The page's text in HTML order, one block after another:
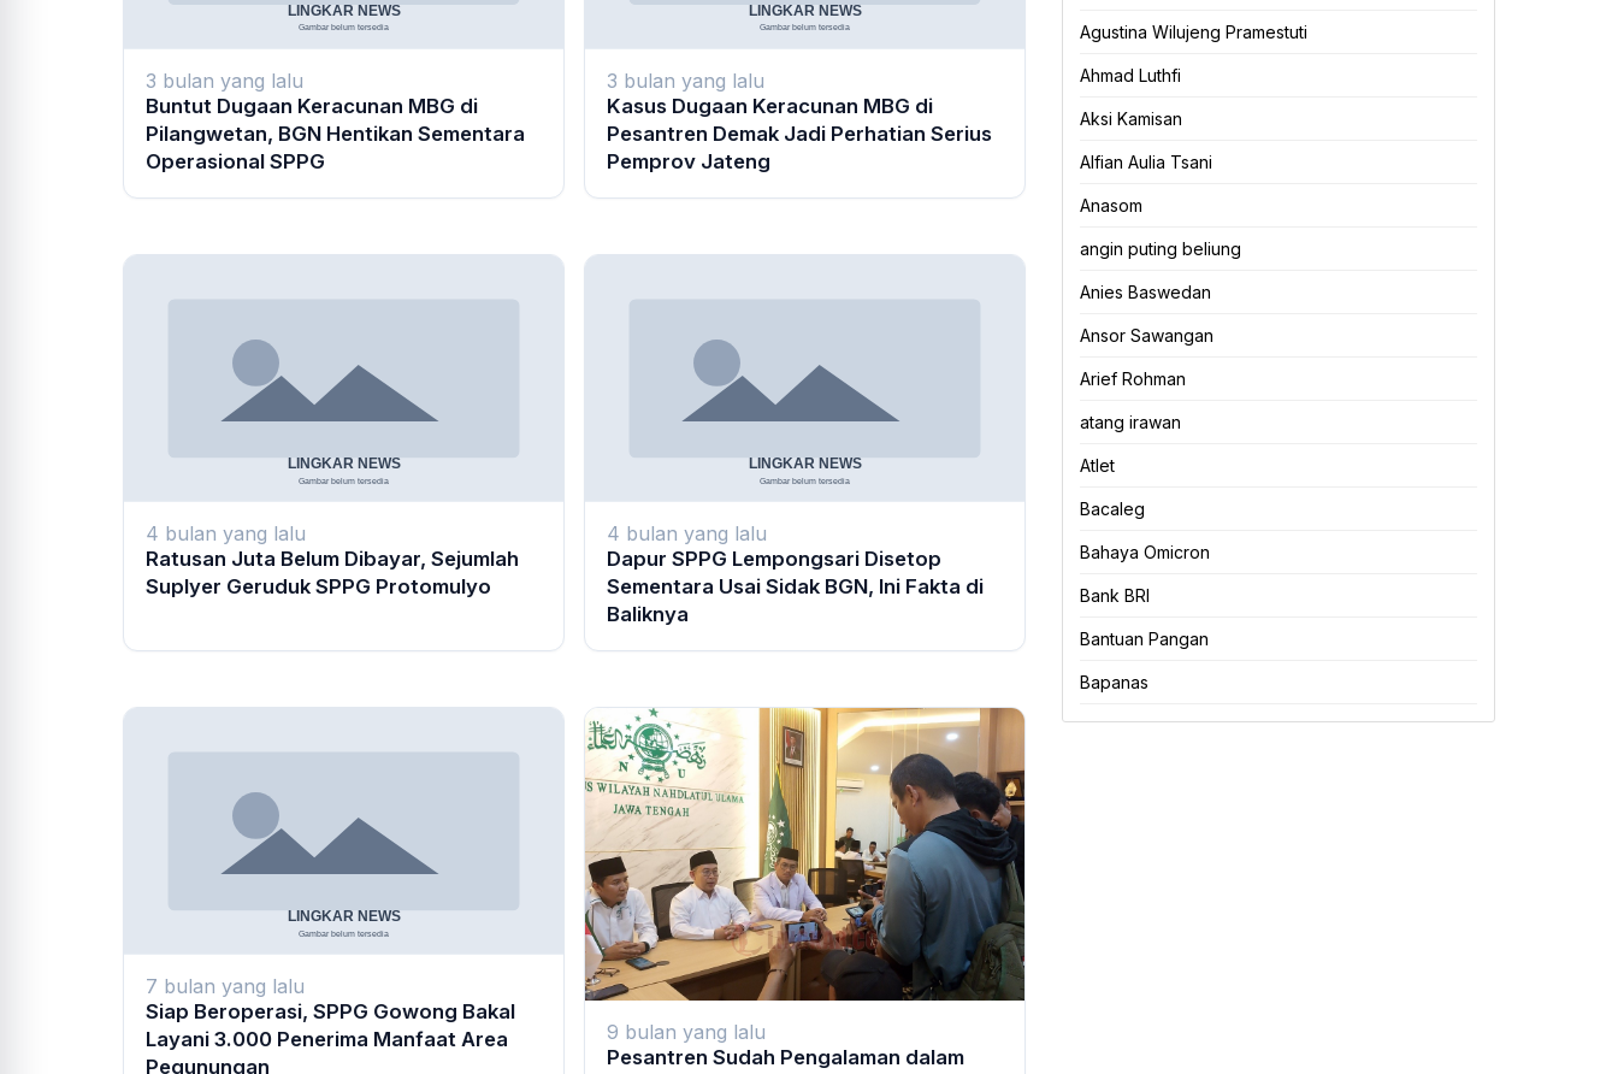
3 bulan yang lalu
Buntut Dugaan Keracunan MBG di
Pilangwetan, BGN Hentikan Sementara
Operasional SPPG
3 bulan yang lalu
Kasus Dugaan Keracunan MBG di
Pesantren Demak Jadi Perhatian Serius
Pemprov Jateng
4 bulan yang lalu
Ratusan Juta Belum Dibayar, Sejumlah
Suplyer Geruduk SPPG Protomulyo
4 bulan yang lalu
Dapur SPPG Lempongsari Disetop
Sementara Usai Sidak BGN, Ini Fakta di
Baliknya
7 bulan yang lalu
Siap Beroperasi, SPPG Gowong Bakal
Layani 3.000 Penerima Manfaat Area
Pegunungan
9 bulan yang lalu
Pesantren Sudah Pengalaman dalam
Agustina Wilujeng Pramestuti
Ahmad Luthfi
Aksi Kamisan
Alfian Aulia Tsani
Anasom
angin puting beliung
Anies Baswedan
Ansor Sawangan
Arief Rohman
atang irawan
Atlet
Bacaleg
Bahaya Omicron
Bank BRI
Bantuan Pangan
Bapanas